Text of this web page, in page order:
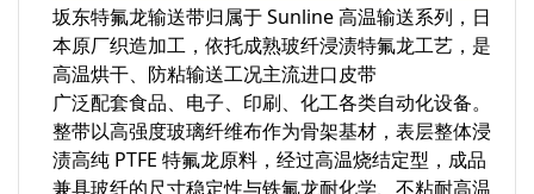
坂东特氟龙输送带归属于 Sunline 高温输送系列，日
本原厂织造加工，依托成熟玻纤浸渍特氟龙工艺，是
高温烘干、防粘输送工况主流进口皮带
广泛配套食品、电子、印刷、化工各类自动化设备。
整带以高强度玻璃纤维布作为骨架基材，表层整体浸
渍高纯 PTFE 特氟龙原料，经过高温烧结定型，成品
兼具玻纤的尺寸稳定性与铁氟龙耐化学、不粘耐高温